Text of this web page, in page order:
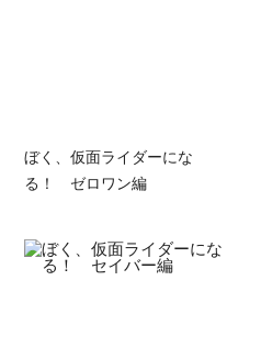
ぼく、仮面ライダーにな
る！ ゼロワン編